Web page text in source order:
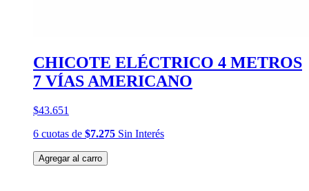
CHICOTE ELÉCTRICO 4 METROS
7 VÍAS AMERICANO
$43.651
6 cuotas de $7.275 Sin Interés
Agregar al carro